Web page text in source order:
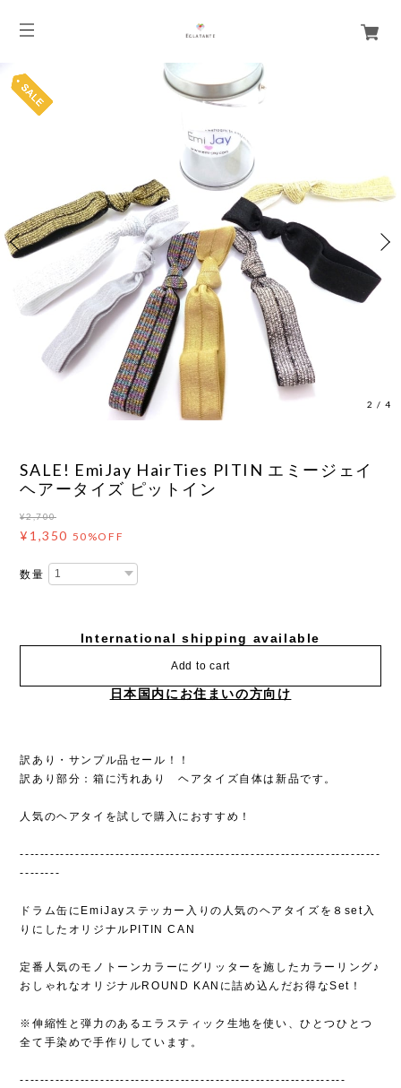
2 /4
SALE! EmiJay HairTies PITIN エミージェイ
ヘアータイズ ピットイン
¥2,700
¥1,350 50%OFF
数量
International shipping available
Add to cart
日本国内にお住まいの方向け
訳あり・サンプル品セール！！
訳あり部分：箱に汚れあり ヘアタイズ自体は新品です。
人気のヘアタイを試しで購入におすすめ！
------------------------------------------------------------------------
--------
ドラム缶にEmiJayステッカー入りの人気のヘアタイズを８set入
りにしたオリジナルPITIN CAN
定番人気のモノトーンカラーにグリッターを施したカラーリング♪
おしゃれなオリジナルROUND KANに詰め込んだお得なSet！
※伸縮性と弾力のあるエラスティック生地を使い、ひとつひとつ
全て手染めで手作りしています。
-----------------------------------------------------------------